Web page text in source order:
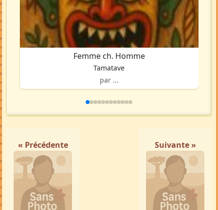
Femme ch. Homme
Tamatave
par ...
« Précédente Suivante »